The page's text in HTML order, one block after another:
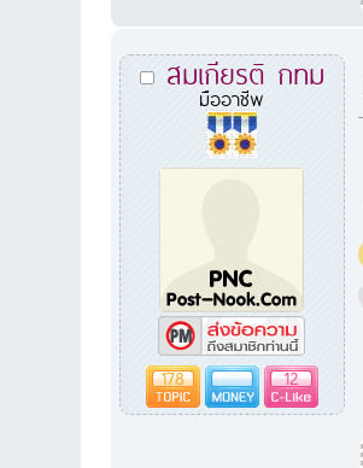
สมเกียรติ กทม
มืออาชีพ
178 12